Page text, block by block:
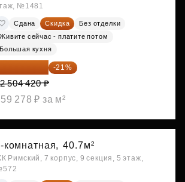
№1481
Сдана Скидка
Без отделки
Живите сейчас - платите потом
Большая кухня
-21%
504 420 ₽
278 ₽ за м²
комнатная, 40.7м²
Римский, 7 корпус, 9 секция, 5 этаж,